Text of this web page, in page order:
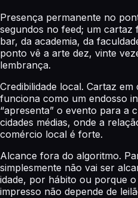
Presença permanente no
segundos no feed; um cartaz
bar, da academia, da
ponto vê a arte dez, vinte
lembrança.
Credibilidade local. Cartaz
funciona como um endosso
“apresenta” o evento para a
cidades médias, onde a
comércio local é forte.
Alcance fora do algoritmo.
simplesmente não vai ser
idade, por hábito ou porque o
impresso não depende de